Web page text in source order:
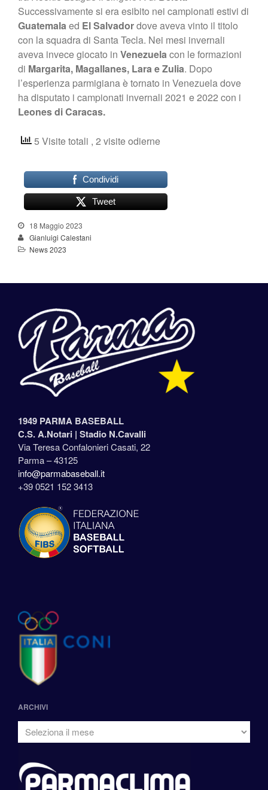
Successivamente si era esibito nei campionati estivi di
Guatemalaed ElSalvadordove aveva vinto il titolo
con la squadra di Santa Tecla. Nei mesi invernali
aveva invece giocato in Venezuelacon le formazioni
di Margarita, Magallanes, Lara e Zulia. Dopo
l’esperienza parmigiana è tornato in Venezuela dove
ha disputato i campionati invernali 2021 e 2022 con i
Leones di Caracas.
5 Visite totali , 2 visite odierne
Condividi
Tweet
18 Maggio 2023
Gianluigi Calestani
News 2023
1949 PARMA BASEBALL
C.S. A.Notari | Stadio N.Cavalli
Via Teresa Confalonieri Casati, 22
Parma – 43125
info@parmabaseball.it
+39 0521 152 3413
ARCHIVI